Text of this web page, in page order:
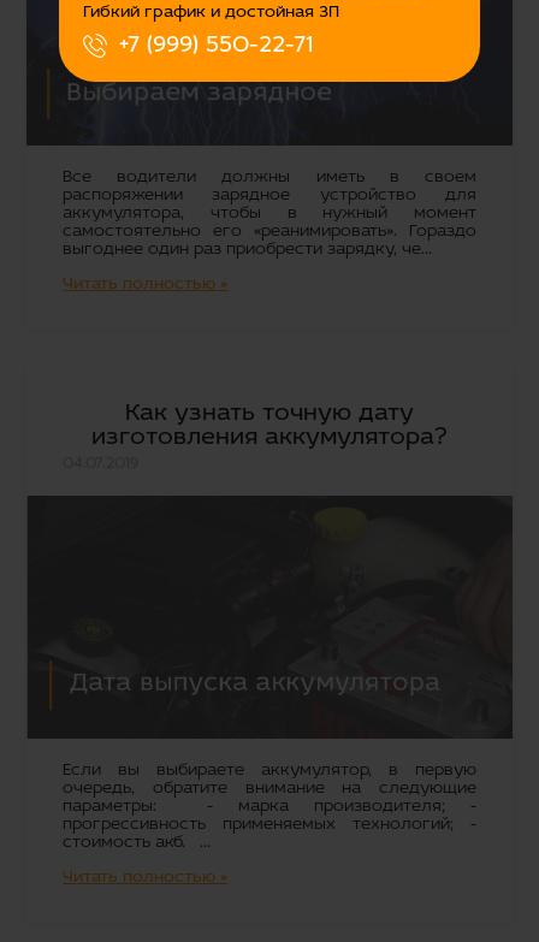
Гибкий график и достойная ЗП
+7 (999) 550-22-71
Все водители должны иметь в своем
распоряжении зарядное устройство для
аккумулятора, чтобы в нужный момент
самостоятельно его «реанимировать». Гораздо
выгоднее один раз приобрести зарядку, че...
Читать полностью »
Как узнать точную дату
изготовления аккумулятора?
Если вы выбираете аккумулятор, в первую
очередь, обратите внимание на следующие
параметры: - марка производителя; -
прогрессивность применяемых технологий; -
стоимость акб. ...
Читать полностью »